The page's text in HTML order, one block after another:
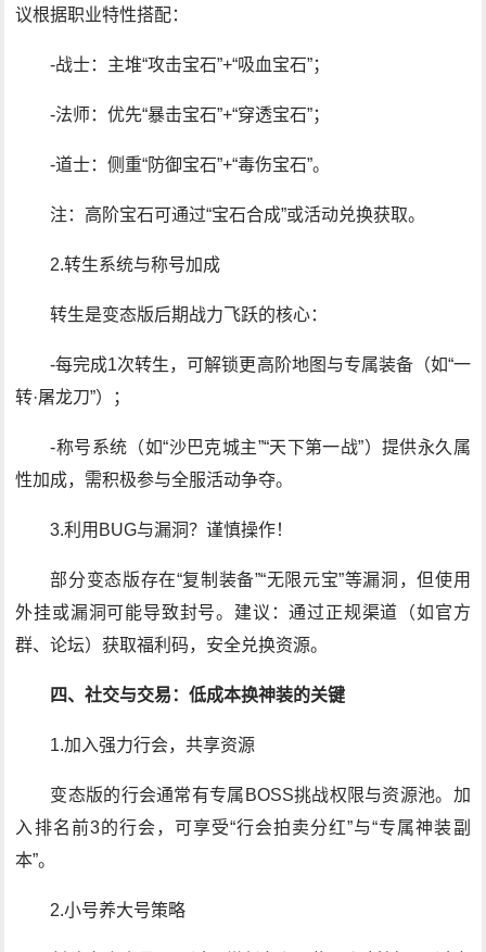
议根据职业特性搭配：
-战士：主堆“攻击宝石”+“吸血宝石”；
-法师：优先“暴击宝石”+“穿透宝石”；
-道士：侧重“防御宝石”+“毒伤宝石”。
注：高阶宝石可通过“宝石合成”或活动兑换获取。
2.转生系统与称号加成
转生是变态版后期战力飞跃的核心：
-每完成1次转生，可解锁更高阶地图与专属装备（如“一
转·屠龙刀”）；
-称号系统（如“沙巴克城主”“天下第一战”）提供永久属
性加成，需积极参与全服活动争夺。
3.利用BUG与漏洞？谨慎操作！
部分变态版存在“复制装备”“无限元宝”等漏洞，但使用
外挂或漏洞可能导致封号。建议：通过正规渠道（如官方
群、论坛）获取福利码，安全兑换资源。
四、社交与交易：低成本换神装的关键
1.加入强力行会，共享资源
变态版的行会通常有专属BOSS挑战权限与资源池。加
入排名前3的行会，可享受“行会拍卖分红”与“专属神装副
本”。
2.小号养大号策略